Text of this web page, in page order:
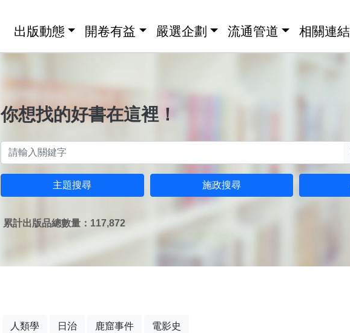
出版動態 開卷有益 嚴選企劃 流通管道 相關連結
你想找的好書在這裡！
主題搜尋 施政搜尋
累計出版品總數量：117,872
人類學 日治 鹿窟事件 電影史